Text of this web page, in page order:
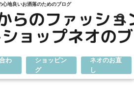
心地良いお洒落のためのブログ
わ
ショッピン
グ
ネオのお直
し